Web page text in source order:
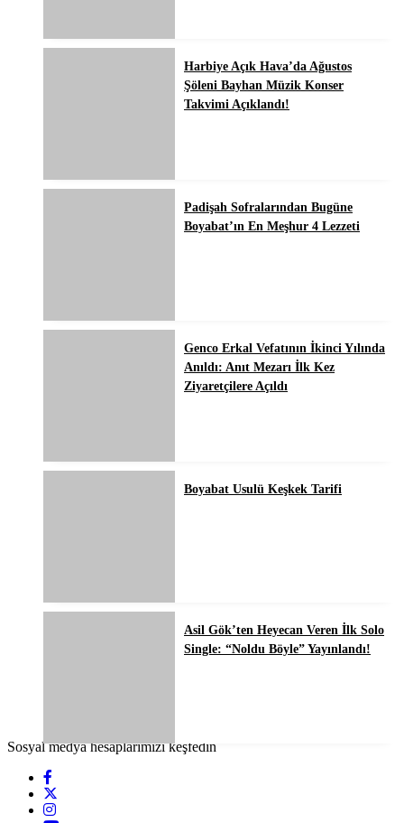
Harbiye Açık Hava’da Ağustos
Şöleni Bayhan Müzik Konser
Takvimi Açıklandı!
Padişah Sofralarından Bugüne
Boyabat’ın En Meşhur 4 Lezzeti
Genco Erkal Vefatının İkinci Yılında
Anıldı: Anıt Mezarı İlk Kez
Ziyaretçilere Açıldı
Boyabat Usulü Keşkek Tarifi
Asil Gök’ten Heyecan Veren İlk Solo
Single: “Noldu Böyle” Yayınlandı!
Sosyal medya hesaplarımızı keşfedin